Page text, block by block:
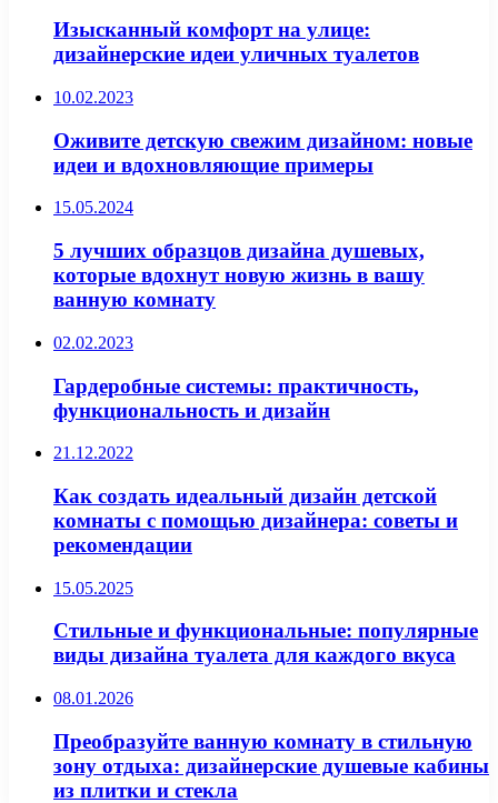
Изысканный комфорт на улице:
дизайнерские идеи уличных туалетов
10.02.2023
Оживите детскую свежим дизайном: новые
идеи и вдохновляющие примеры
15.05.2024
5 лучших образцов дизайна душевых,
которые вдохнут новую жизнь в вашу
ванную комнату
02.02.2023
Гардеробные системы: практичность,
функциональность и дизайн
21.12.2022
Как создать идеальный дизайн детской
комнаты с помощью дизайнера: советы и
рекомендации
15.05.2025
Стильные и функциональные: популярные
виды дизайна туалета для каждого вкуса
08.01.2026
Преобразуйте ванную комнату в стильную
зону отдыха: дизайнерские душевые кабины
из плитки и стекла